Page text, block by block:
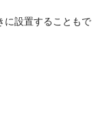
に設置することもで